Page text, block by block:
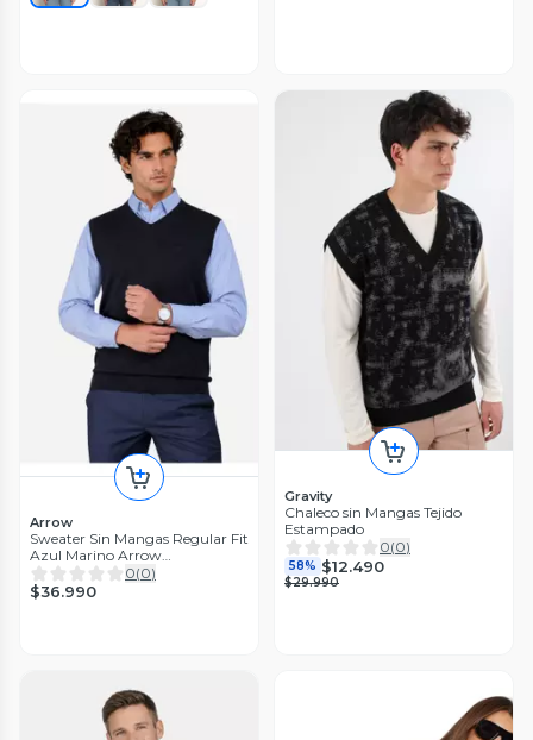
Arrow
Sweater Sin Mangas Regular Fit
Azul Marino Arrow
SW3000TNB 0(0)
$36.990
Gravity
Chaleco sin Mangas Tejido
Estampado
0(0)
58% $12.490
$29.990